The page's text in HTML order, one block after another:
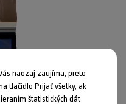
naozaj zaujíma, preto
tlačidlo Prijať všetky, ak
štatistických dát